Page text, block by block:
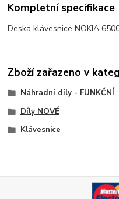
Kompletní specifikace
Deska klávesnice NOKIA
Zboží zařazeno v
Náhradní díly - FUNKČNÍ
Díly NOVÉ
Klávesnice